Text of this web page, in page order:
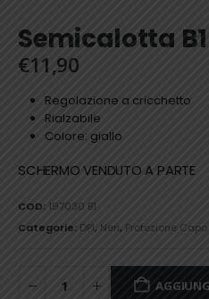
Semicalotta B1
€11,90
Regolazione a cricchetto
Rialzabile
Colore: giallo
SCHERMO VENDUTO A PARTE
COD: 197030 B1
Categorie: DPI, Neri, Protezione Capo